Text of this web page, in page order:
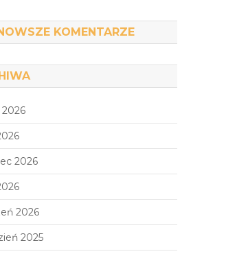
KOMENTARZE
2026
2026
2026
2025